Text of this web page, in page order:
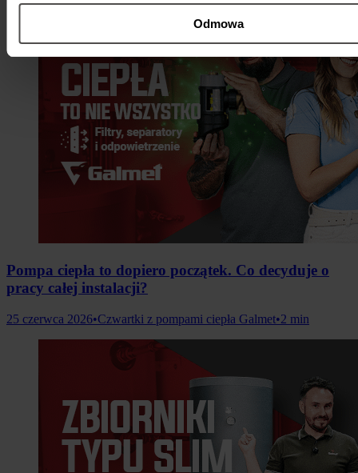
Odmowa
Pompa ciepła to dopiero początek. Co decyduje o
pracy całej instalacji?
25 czerwca 2026•Czwartki z pompami ciepła Galmet•2 min